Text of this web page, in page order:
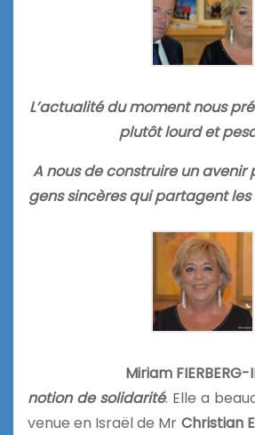
L’actualité du moment nous
plutôt lourd et
A nous de construire un avenir
gens sincères qui partagent
Miriam FIERBERG-
notion de solidarité. Elle a
venue en Israël de Mr Christian